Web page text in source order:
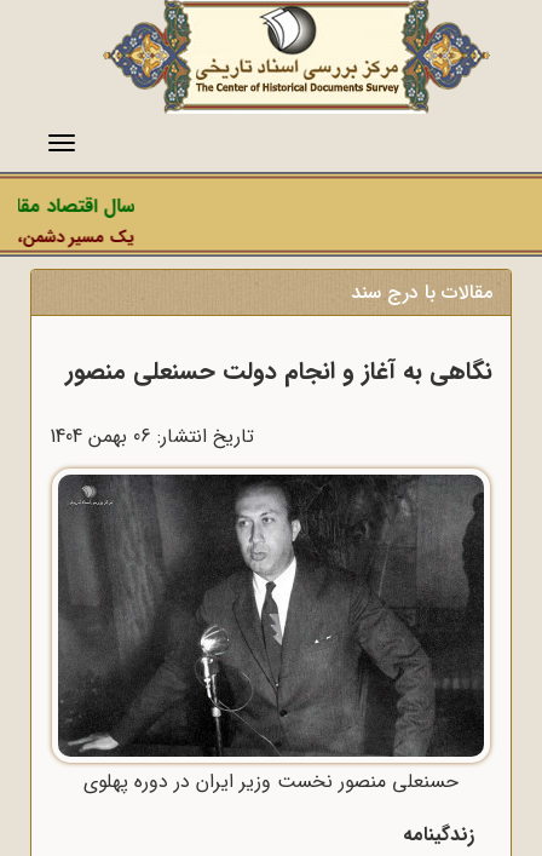
منو
سال اقتصاد
یک مسیر دشمن،
مقالات با درج سند
نگاهی به آغاز و انجام دولت حسنعلی منصور
تاریخ انتشار: 06 بهمن 1404
حسنعلی منصور نخست وزیر ایران در دوره پهلوی
زندگینامه